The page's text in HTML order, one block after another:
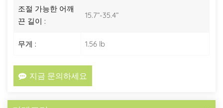
조절 가능한 어깨
끈 길이 :
15.7”-35.4”
무게 : 1.56 lb
지금 문의하세요